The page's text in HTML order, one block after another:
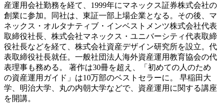
産運用会社勤務を経て、1999年にマネックス証券株式会社の
創業に参加。同社は、東証一部上場企業となる。その後、マ
ネックス・オルタナティブ・インベストメンツ株式会社代表
取締役社長、株式会社マネックス・ユニバーシティ代表取締
役社長などを経て、株式会社資産デザイン研究所を設立。代
表取締役社長就任。一般社団法人海外資産運用教育協会の代
表理事も務める。 著作は30冊を超え、「初めての人のため
の資産運用ガイド」は10万部のベストセラーに。 早稲田大
学、明治大学、丸の内朝大学などで、資産運用に関する講座
を開講。